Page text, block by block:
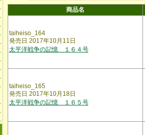
商品名
taiheiso_164
発売日 2017年10月11日
太平洋戦争の記憶 １６４号
taiheiso_165
発売日 2017年10月18日
太平洋戦争の記憶 １６５号